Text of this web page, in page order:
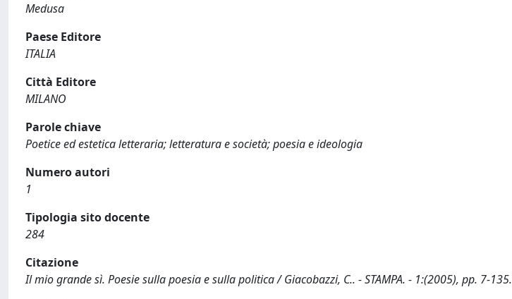
Medusa
Paese Editore
ITALIA
Città Editore
MILANO
Parole chiave
Poetice ed estetica letteraria; letteratura e società; poesia e ideologia
Numero autori
1
Tipologia sito docente
284
Citazione
Il mio grande sì. Poesie sulla poesia e sulla politica / Giacobazzi, C.. - STAMPA. - 1:(2005), pp. 7-135.